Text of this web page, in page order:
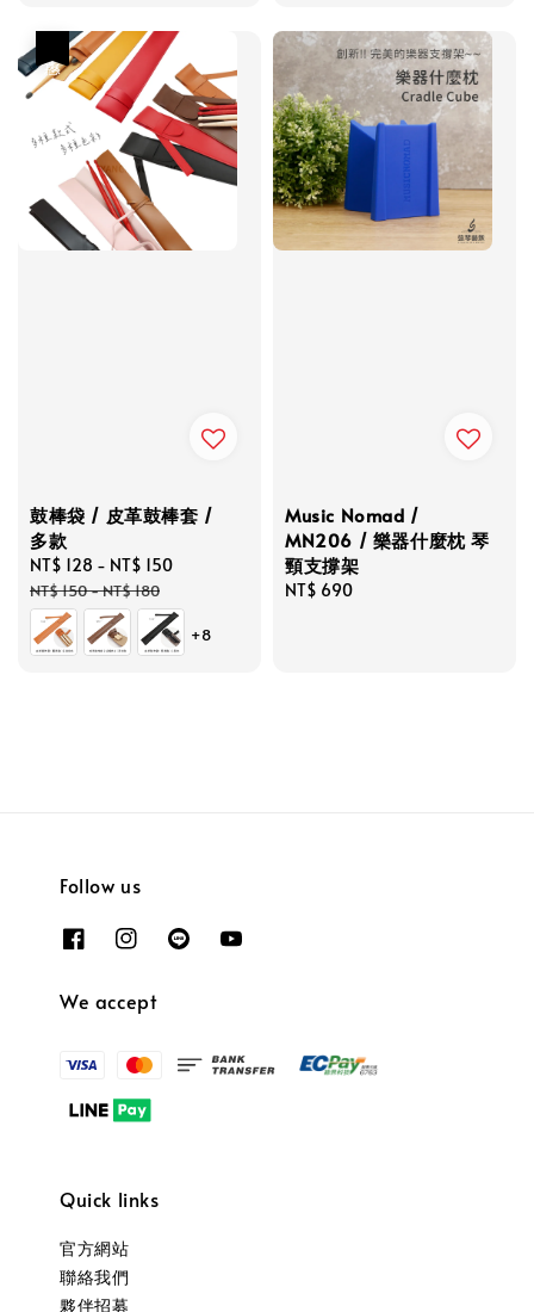
鼓棒袋 / 皮革鼓棒套 /
多款
Sale
price
NT$ 128 - NT$ 150
NT$ 150-NT$ 180
+8
Music Nomad /
MN206 / 樂器什麼枕 琴
頸支撐架
Regular
NT$ 690
Follow us
We accept
Quick links
官方網站
聯絡我們
夥伴招募